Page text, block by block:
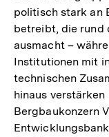
politisch stark an
betreibt, die rund
ausmacht –
Institutionen mit
technischen
hinaus
Bergbaukonzern